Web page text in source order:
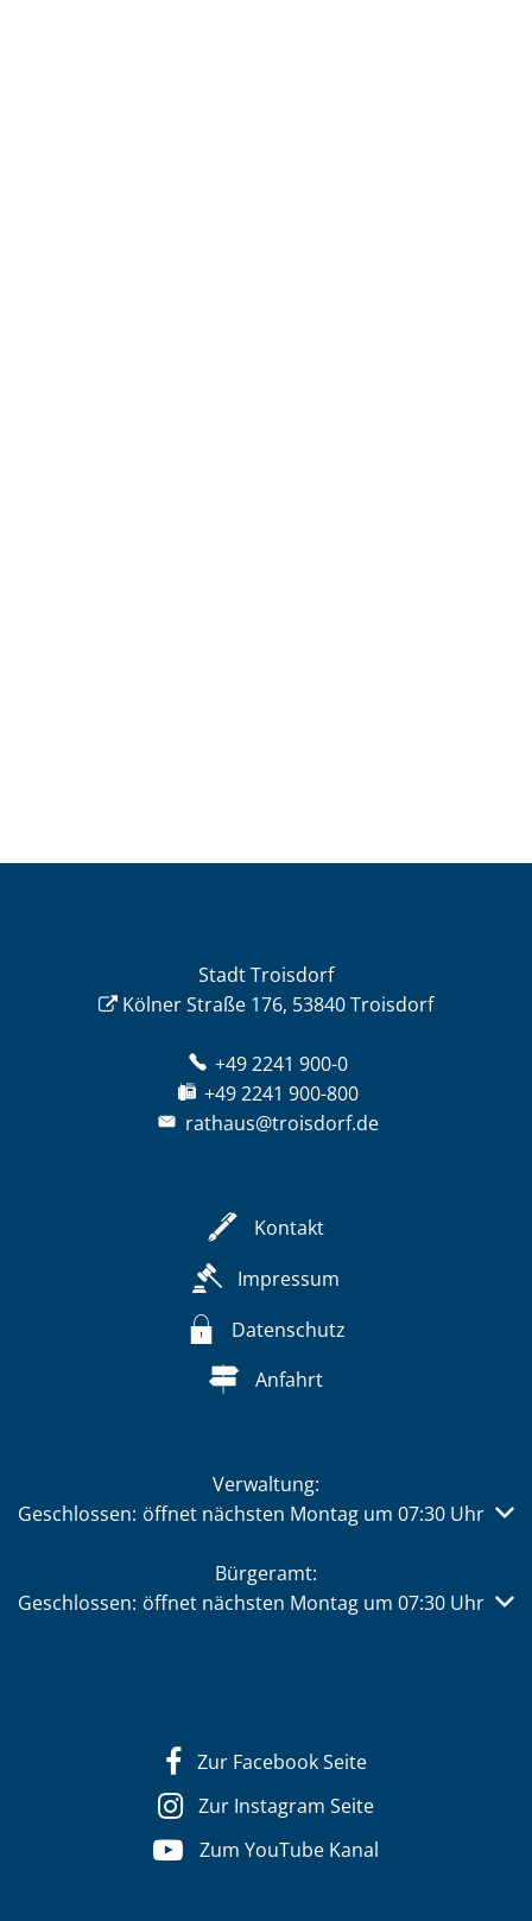
Stadt Troisdorf
Kölner Straße 176, 53840 Troisdorf
+49 2241 900-0
+49 2241 900-800
rathaus@troisdorf.de
Kontakt
Impressum
Datenschutz
Anfahrt
Verwaltung:
Klicken, um weitere Öffnungs- oder Schließzeiten
Geschlossen: öffnet nächsten Montag um 07:30 Uhr
Bürgeramt:
Klicken, um weitere Öffnungs- oder Schließzeiten
Geschlossen: öffnet nächsten Montag um 07:30 Uhr
Zur Facebook Seite
Zur Instagram Seite
Zum YouTube Kanal